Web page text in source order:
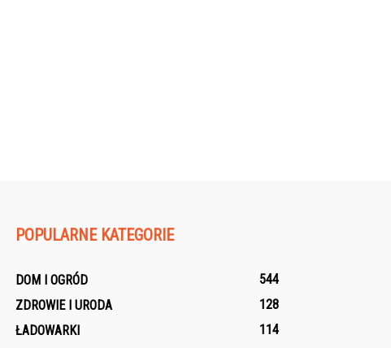
POPULARNE KATEGORIE
DOM I OGRÓD
544
ZDROWIE I URODA
128
ŁADOWARKI
114